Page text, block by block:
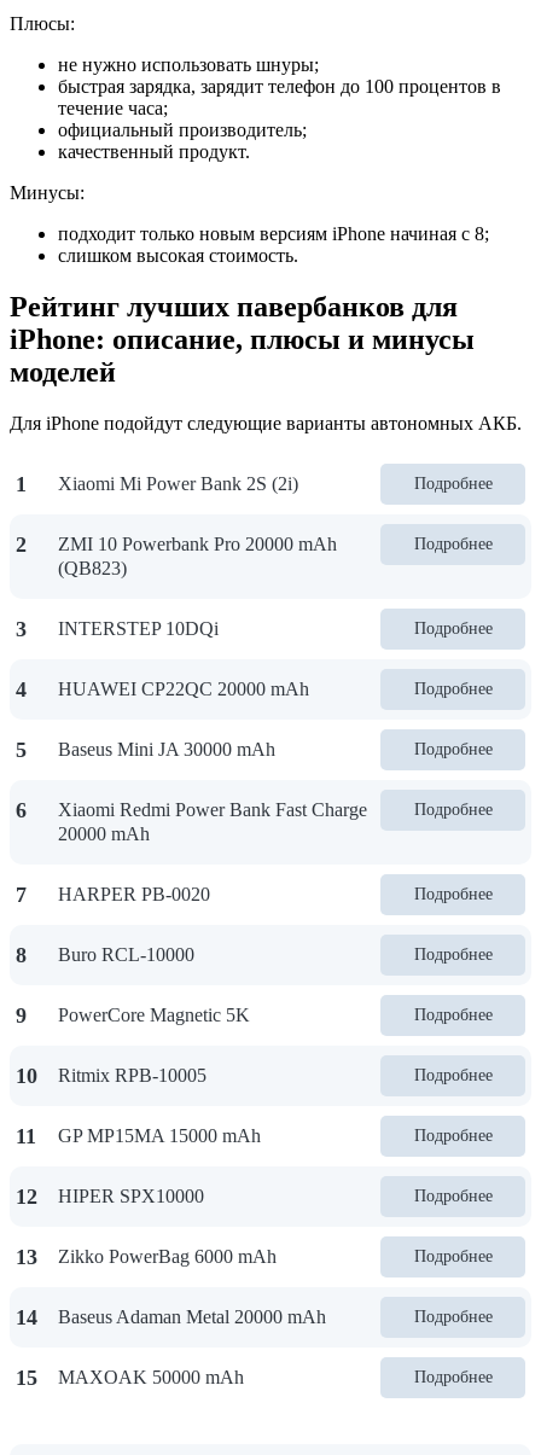
Плюсы:
не нужно использовать шнуры;
быстрая зарядка, зарядит телефон до 100 процентов в
течение часа;
официальный производитель;
качественный продукт.
Минусы:
подходит только новым версиям iPhone начиная с 8;
слишком высокая стоимость.
Рейтинг лучших павербанков для
iPhone: описание, плюсы и минусы
моделей
Для iPhone подойдут следующие варианты автономных АКБ.
1 Xiaomi Mi Power Bank 2S (2i) Подробнее
2
ZMI 10 Powerbank Pro 20000 mAh
(QB823)
Подробнее
3 INTERSTEP 10DQi Подробнее
4 HUAWEI CP22QC 20000 mAh Подробнее
5 Baseus Mini JA 30000 mAh Подробнее
6
Xiaomi Redmi Power Bank Fast Charge
20000 mAh
Подробнее
7 HARPER PB-0020 Подробнее
8 Buro RCL-10000 Подробнее
9 PowerCore Magnetic 5K Подробнее
10 Ritmix RPB-10005 Подробнее
11 GP MP15MA 15000 mAh Подробнее
12 HIPER SPX10000 Подробнее
13 Zikko PowerBag 6000 mAh Подробнее
14 Baseus Adaman Metal 20000 mAh Подробнее
15 MAXOAK 50000 mAh Подробнее